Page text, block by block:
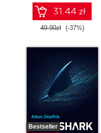
31.44 zł
49.90zł (-37%)
Bestseller